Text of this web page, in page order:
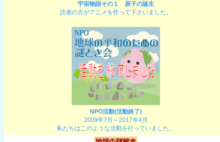
宇宙物語その１ 原子の誕生
読者の方がアニメを作って下さいました。
NPO活動(活動終了)
2009年7月～2017年4月
私たちはこのような活動を行っていました。